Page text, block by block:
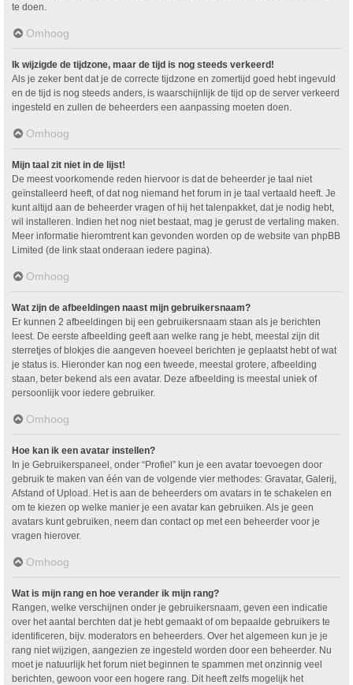
te doen.
Omhoog
Ik wijzigde de tijdzone, maar de tijd is nog steeds verkeerd!
Als je zeker bent dat je de correcte tijdzone en zomertijd goed hebt ingevuld
en de tijd is nog steeds anders, is waarschijnlijk de tijd op de server verkeerd
ingesteld en zullen de beheerders een aanpassing moeten doen.
Omhoog
Mijn taal zit niet in de lijst!
De meest voorkomende reden hiervoor is dat de beheerder je taal niet
geïnstalleerd heeft, of dat nog niemand het forum in je taal vertaald heeft. Je
kunt altijd aan de beheerder vragen of hij het talenpakket, dat je nodig hebt,
wil installeren. Indien het nog niet bestaat, mag je gerust de vertaling maken.
Meer informatie hieromtrent kan gevonden worden op de website van phpBB
Limited (de link staat onderaan iedere pagina).
Omhoog
Wat zijn de afbeeldingen naast mijn gebruikersnaam?
Er kunnen 2 afbeeldingen bij een gebruikersnaam staan als je berichten
leest. De eerste afbeelding geeft aan welke rang je hebt, meestal zijn dit
sterretjes of blokjes die aangeven hoeveel berichten je geplaatst hebt of wat
je status is. Hieronder kan nog een tweede, meestal grotere, afbeelding
staan, beter bekend als een avatar. Deze afbeelding is meestal uniek of
persoonlijk voor iedere gebruiker.
Omhoog
Hoe kan ik een avatar instellen?
In je Gebruikerspaneel, onder “Profiel” kun je een avatar toevoegen door
gebruik te maken van één van de volgende vier methodes: Gravatar, Galerij,
Afstand of Upload. Het is aan de beheerders om avatars in te schakelen en
om te kiezen op welke manier je een avatar kan gebruiken. Als je geen
avatars kunt gebruiken, neem dan contact op met een beheerder voor je
vragen hierover.
Omhoog
Wat is mijn rang en hoe verander ik mijn rang?
Rangen, welke verschijnen onder je gebruikersnaam, geven een indicatie
over het aantal berchten dat je hebt gemaakt of om bepaalde gebruikers te
identificeren, bijv. moderators en beheerders. Over het algemeen kun je je
rang niet wijzigen, aangezien ze ingesteld worden door een beheerder. Nu
moet je natuurlijk het forum niet beginnen te spammen met onzinnig veel
berichten, gewoon voor een hogere rang. Dit heeft zelfs mogelijk het